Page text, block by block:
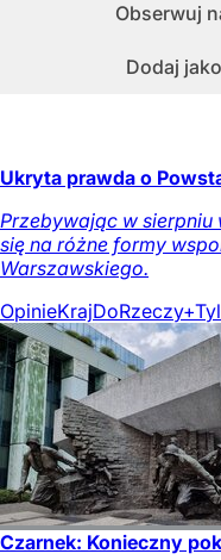
Obserwuj
Dodaj jako
Ukryta prawda o
Przebywając w sierpniu
się na różne formy
Warszawskiego.
OpinieKrajDoRzeczy+
Czarnek: Konieczny